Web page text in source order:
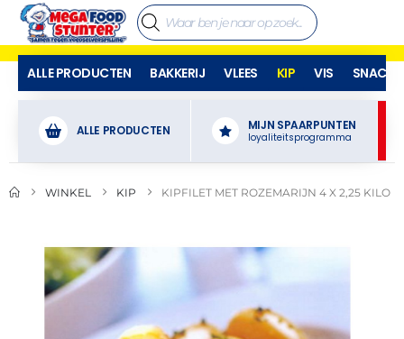
ALLE PRODUCTEN BAKKERIJ VLEES KIP VIS SNACKS
ALLE PRODUCTEN MIJN SPAARPUNTEN
loyaliteitsprogramma
WINKEL KIP KIPFILET MET ROZEMARIJN 4 X 2,25 KILO